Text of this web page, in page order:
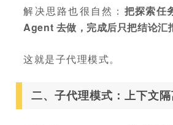
解决思路也很自然： 把探索任
Agent 去做，完成后只把结论汇
这就是子代理模式。
二、子代理模式：上下文隔